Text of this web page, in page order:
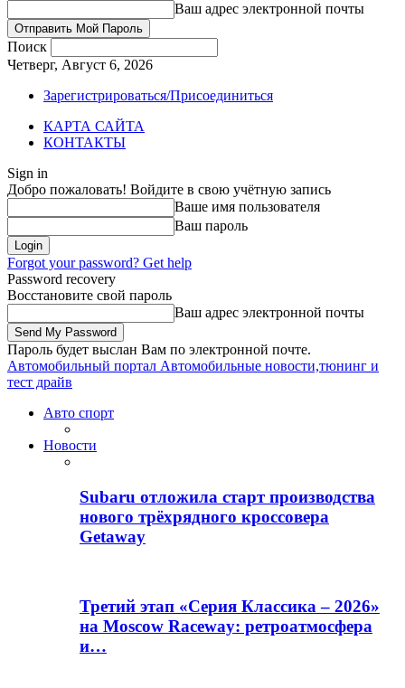
Ваш адрес электронной почты
Поиск
Четверг, Август 6, 2026
Зарегистрироваться/Присоединиться
КАРТА САЙТА
КОНТАКТЫ
Sign in
Добро пожаловать! Войдите в свою учётную запись
Ваше имя пользователя
Ваш пароль
Forgot your password? Get help
Password recovery
Восстановите свой пароль
Ваш адрес электронной почты
Пароль будет выслан Вам по электронной почте.
Автомобильный портал Автомобильные новости,тюнинг и
тест драйв
Авто спорт
Новости
Subaru отложила старт производства
нового трёхрядного кроссовера
Getaway
Третий этап «Серия Классика – 2026»
на Moscow Raceway: ретроатмосфера
и…